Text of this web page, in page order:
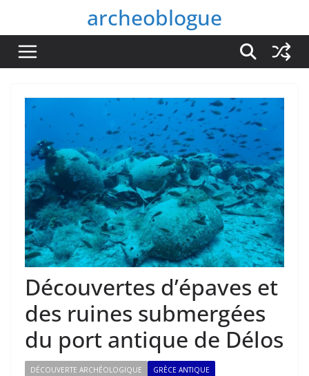
contenu
archeoblogue
Découvertes d’épaves et
des ruines submergées
du port antique de Délos
DÉCOUVERTE ARCHÉOLOGIQUE GRÈCE ANTIQUE